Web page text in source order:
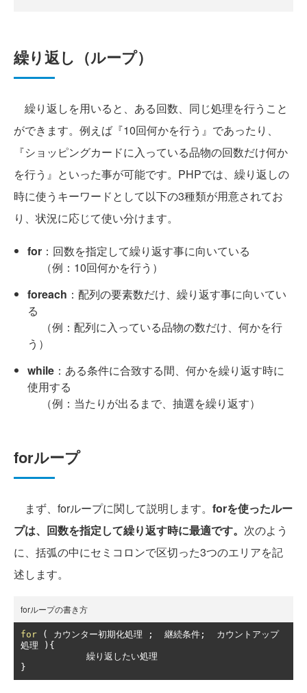
繰り返し（ループ）
繰り返しを用いると、ある回数、同じ処理を行うこと
ができます。例えば『10回何かを行う』であったり、
『ショッピングカードに入っている品物の回数だけ何か
を行う』といった事が可能です。PHPでは、繰り返しの
時に使うキーワードとして以下の3種類が用意されてお
り、状況に応じて使い分けます。
for ：回数を指定して繰り返す事に向いている
（例：10回何かを行う）
foreach ：配列の要素数だけ、繰り返す事に向いてい
る
（例：配列に入っている品物の数だけ、何かを行
う）
while ：ある条件に合致する間、何かを繰り返す時に
使用する
（例：当たりが出るまで、抽選を繰り返す）
forループ
まず、forループに関して説明します。 forを使ったルー
プは、回数を指定して繰り返す時に最適です。 次のよう
に、括弧の中にセミコロンで区切った3つのエリアを記
述します。
forループの書き方
for ( カウンター初期化処理 ; 継続条件;
カウントアップ
処理
){
繰り返したい処理
}